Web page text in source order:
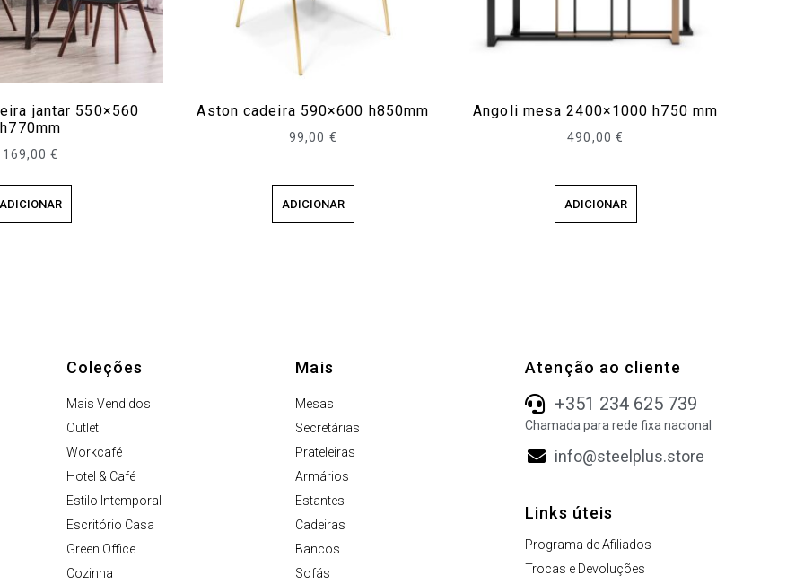
jantar 550×560
h770mm
169,00€
ADICIONAR
Aston cadeira 590×600 h850mm
99,00 €
ADICIONAR
Angoli mesa 2400×1000 h750 mm
490,00 €
ADICIONAR
Coleções
Mais Vendidos
Outlet
Workcafé
Hotel & Café
Estilo Intemporal
Escritório Casa
Green Office
Cozinha
Mais
Mesas
Secretárias
Prateleiras
Armários
Estantes
Cadeiras
Bancos
Sofás
Atenção ao cliente
+351 234 625 739
Chamada para rede fixa nacional
info@steelplus.store
Links úteis
Programa de Afiliados
Trocas e Devoluções